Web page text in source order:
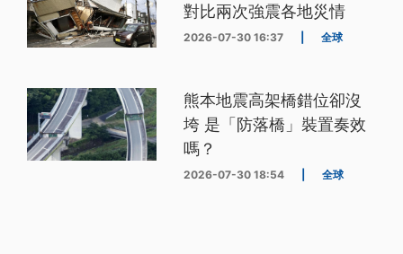
對比兩次強震各地災情
2026-07-30 16:37 全球
熊本地震高架橋錯位卻沒
垮 是「防落橋」裝置奏效
嗎？
2026-07-30 18:54 全球